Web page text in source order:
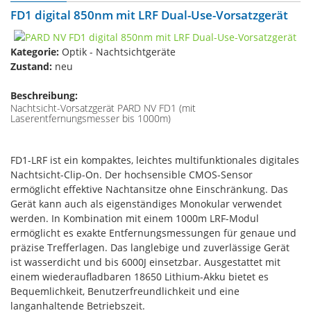
FD1 digital 850nm mit LRF Dual-Use-Vorsatzgerät
Kategorie: Optik - Nachtsichtgeräte
Zustand: neu
Beschreibung:
Nachtsicht-Vorsatzgerät PARD NV FD1 (mit
Laserentfernungsmesser bis 1000m)
FD1-LRF ist ein kompaktes, leichtes multifunktionales digitales
Nachtsicht-Clip-On. Der hochsensible CMOS-Sensor
ermöglicht effektive Nachtansitze ohne Einschränkung. Das
Gerät kann auch als eigenständiges Monokular verwendet
werden. In Kombination mit einem 1000m LRF-Modul
ermöglicht es exakte Entfernungsmessungen für genaue und
präzise Trefferlagen. Das langlebige und zuverlässige Gerät
ist wasserdicht und bis 6000J einsetzbar. Ausgestattet mit
einem wiederaufladbaren 18650 Lithium-Akku bietet es
Bequemlichkeit, Benutzerfreundlichkeit und eine
langanhaltende Betriebszeit.